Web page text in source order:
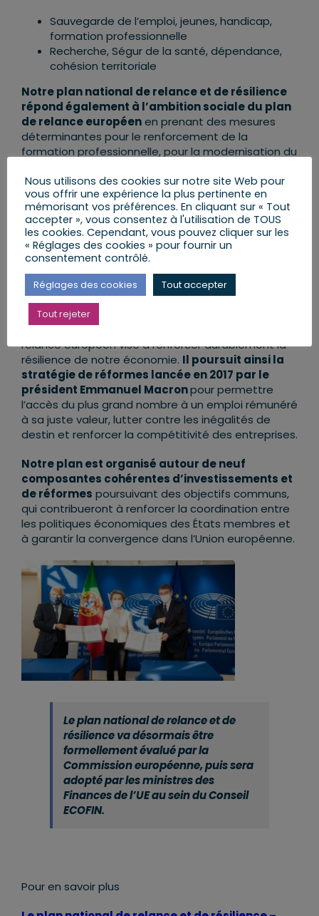
Sauvegarde de l’emploi, jeunes, handicap,
formation professionnelle
Recherche, Ségur de la santé, dépendance,
cohésion territoriale
Notre plan national de relance et de résilience
répond également à l’ambition sociale du plan
de relance européenen prenant des mesures
déterminantes pour le renforcement de la
formation professionnelle, pour la modernisation du
fracture numérique sur l’ensemble du territoire.
Pour renforcer l’efficacité de ces
investissements, le plan national de relance et
de résilience présente des réformesqui
renforceront le potentiel de croissance de notre
économie et qui nous permettront de rebondir au
sortir de la crise sanitaire et économique.
Tout comme la stratégie France Relance qui a
l’ambition de préparer la France de 2030, le plan de
relance européen vise à renforcer durablement la
résilience de notre économie. Il poursuit ainsi la
stratégie de réformes lancée en 2017 par le
président Emmanuel Macronpour permettre
l’accès du plus grand nombre à un emploi rémunéré
à sa juste valeur, lutter contre les inégalités de
destin et renforcer la compétitivité des entreprises.
Notre plan est organisé autour de neuf
composantes cohérentes d’investissements et
de réformes poursuivant des objectifs communs,
qui contribueront à renforcer la coordination entre
les politiques économiques des États membres et
à garantir la convergence dans l’Union européenne.
Le plan national de relance et de
résilience va désormais être
formellement évalué par la
Commission européenne, puis sera
adopté par les ministres des
Finances de l’UE au sein du Conseil
ECOFIN.
Pour en savoir plus
Nous utilisons des cookies sur notre site Web pour
vous offrir une expérience la plus pertinente en
mémorisant vos préférences. En cliquant sur « Tout
accepter », vous consentez à l'utilisation de TOUS
les cookies. Cependant, vous pouvez cliquer sur les
« Réglages des cookies » pour fournir un
consentement contrôlé.
Réglages des cookies Tout accepter
Tout rejeter